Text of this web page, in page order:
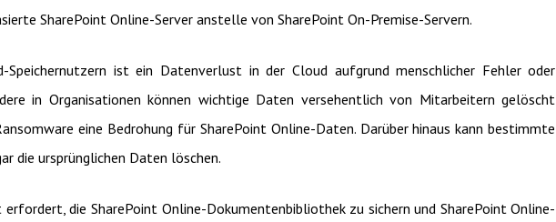
SharePoint Online-Server anstelle von SharePoint On-Premise-Servern.
ist ein Datenverlust in der Cloud aufgrund menschlicher Fehler oder
in Organisationen können wichtige Daten versehentlich von Mitarbeitern gelöscht
eine Bedrohung für SharePoint Online-Daten. Darüber hinaus kann bestimmte
die ursprünglichen Daten löschen.
die SharePoint Online-Dokumentenbibliothek zu sichern und SharePoint Online-